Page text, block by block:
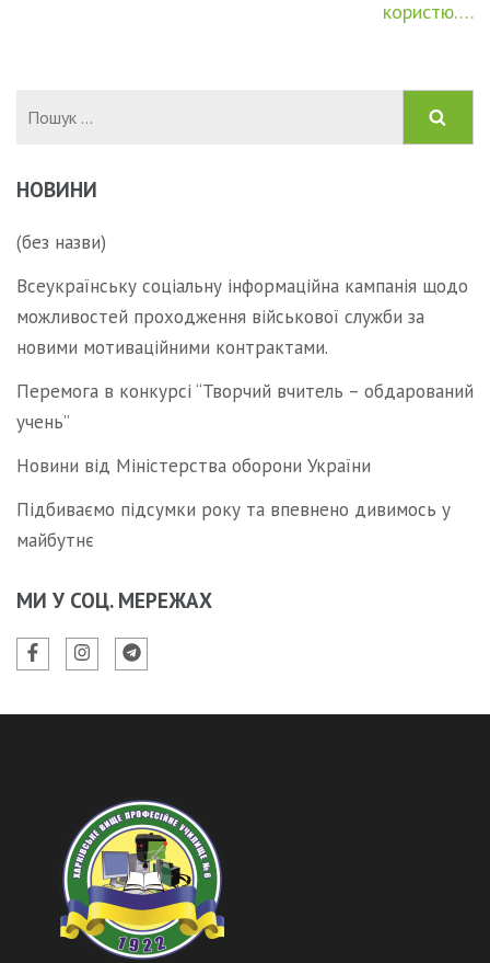
користю….
НОВИНИ
(без назви)
Всеукраїнську соціальну інформаційна кампанія щодо
можливостей проходження військової служби за
новими мотиваційними контрактами.
Перемога в конкурсі “Творчий вчитель – обдарований
учень”
Новини від Міністерства оборони України
Підбиваємо підсумки року та впевнено дивимось у
майбутнє
МИ У СОЦ. МЕРЕЖАХ